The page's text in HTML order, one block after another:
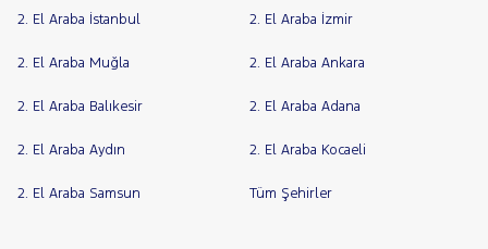
2. El Araba İstanbul 2. El Araba İzmir
2. El Araba Muğla 2. El Araba Ankara
2. El Araba Balıkesir 2. El Araba Adana
2. El Araba Aydın 2. El Araba Kocaeli
2. El Araba Samsun Tüm Şehirler